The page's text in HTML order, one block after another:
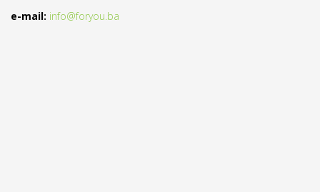
e-mail: info@foryou.ba